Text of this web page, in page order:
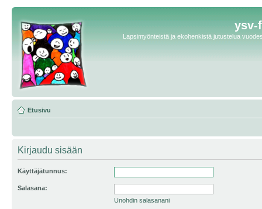
ysv-
Lapsimyönteistä ja ekohenkistä jutustelua
Etusivu
Kirjaudu sisään
Käyttäjätunnus:
Salasana:
Unohdin salasanani